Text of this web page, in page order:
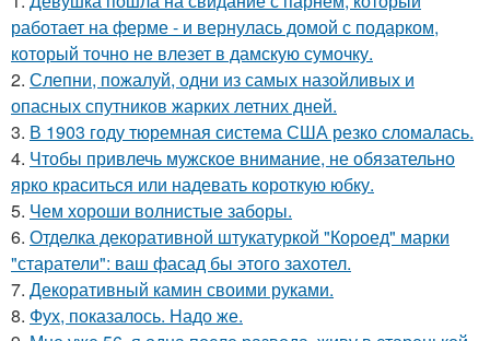
работает на ферме - и вернулась домой с подарком,
который точно не влезет в дамскую сумочку.
2. Слепни, пожалуй, одни из самых назойливых и
опасных спутников жарких летних дней.
3. В 1903 году тюремная система США резко сломалась.
4. Чтобы привлечь мужское внимание, не обязательно
ярко краситься или надевать короткую юбку.
5. Чем хороши волнистые заборы.
6. Отделка декоративной штукатуркой "Короед" марки
"старатели": ваш фасад бы этого захотел.
7. Декоративный камин своими руками.
8. Фух, показалось. Надо же.